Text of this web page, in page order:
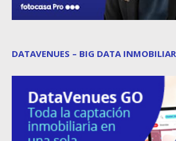
DATAVENUES – BIG DATA